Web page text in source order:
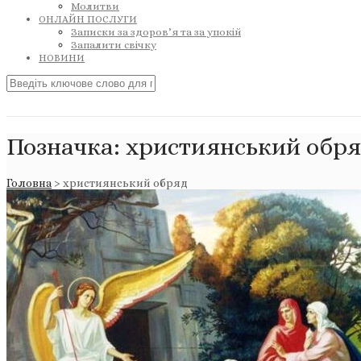
Молитви
ОНЛАЙН ПОСЛУГИ
Записки за здоров’я та за упокій
Запалити свічку
НОВИНИ
Позначка: християнський
Головна > християнський обряд